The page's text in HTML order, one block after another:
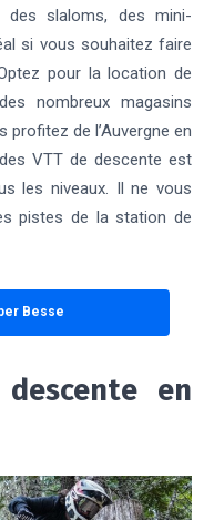
des slaloms, des mini-
si vous souhaitez faire
pour la location de
nombreux magasins
de l’Auvergne en
VTT de descente est
les niveaux. Il ne vous
pistes de la station de
Besse
en